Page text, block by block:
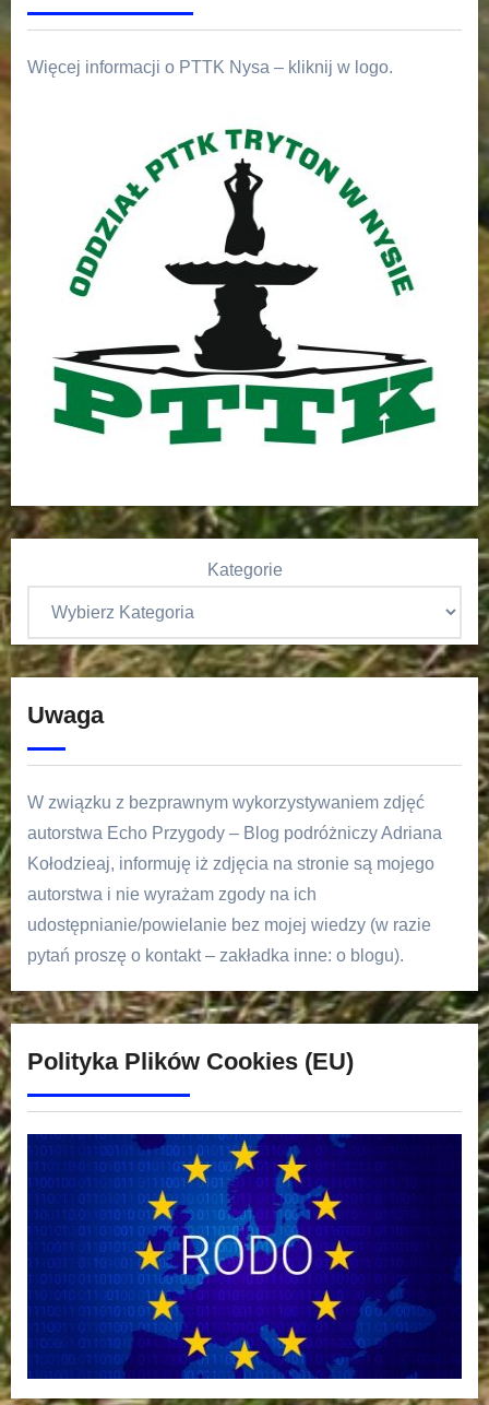
Więcej informacji o PTTK Nysa – kliknij w logo.
Kategorie
Uwaga
W związku z bezprawnym wykorzystywaniem zdjęć
autorstwa Echo Przygody – Blog podróżniczy Adriana
Kołodzieaj, informuję iż zdjęcia na stronie są mojego
autorstwa i nie wyrażam zgody na ich
udostępnianie/powielanie bez mojej wiedzy (w razie
pytań proszę o kontakt – zakładka inne: o blogu).
Polityka Plików Cookies (EU)